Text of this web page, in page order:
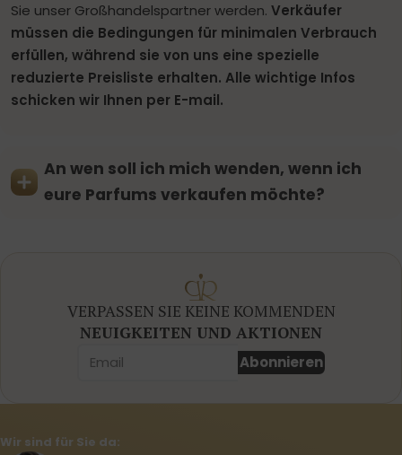
Sie unser Großhandelspartner werden. Verkäufer
müssen die Bedingungen für minimalen Verbrauch
erfüllen, während sie von uns eine spezielle
reduzierte Preisliste erhalten. Alle wichtige Infos
schicken wir Ihnen per E-mail.
An wen soll ich mich wenden, wenn ich
eure Parfums verkaufen möchte?
VERPASSEN SIE KEINE KOMMENDEN
NEUIGKEITEN UND AKTIONEN
Abonnieren
Wir sind für Sie da: